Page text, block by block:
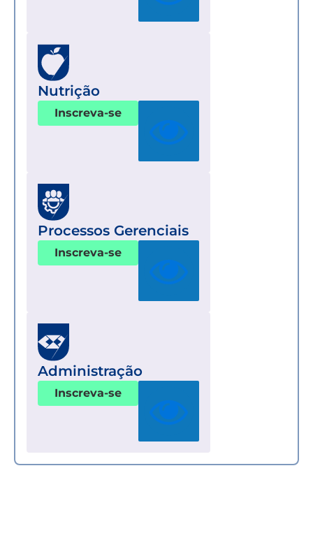
Nutrição
Inscreva-se
Processos Gerenciais
Inscreva-se
Administração
Inscreva-se